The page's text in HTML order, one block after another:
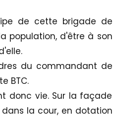
de cette brigade de
population, d'être à son
du commandant de
BTC.
donc vie. Sur la façade
la cour, en dotation